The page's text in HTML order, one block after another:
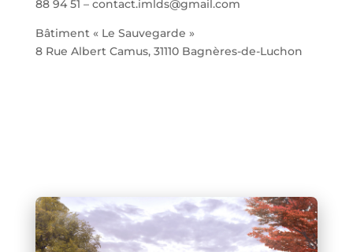
88 94 51 – contact.imlds@gmail.com
Bâtiment « Le Sauvegarde »
8 Rue Albert Camus, 31110 Bagnères-de-Luchon